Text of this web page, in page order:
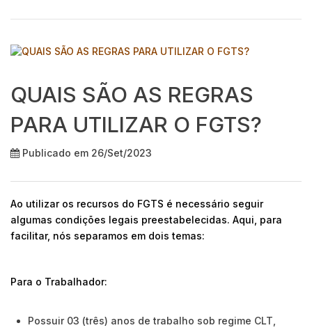
QUAIS SÃO AS REGRAS
PARA UTILIZAR O FGTS?
Publicado em 26/Set/2023
Ao utilizar os recursos do FGTS é necessário seguir
algumas condições legais preestabelecidas. Aqui, para
facilitar, nós separamos em dois temas:
Para o Trabalhador:
Possuir 03 (três) anos de trabalho sob regime CLT,